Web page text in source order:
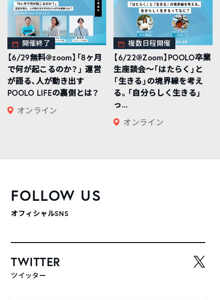
開催終了
【6/29無料@zoom】「8ヶ月
で何が起こるのか？」 運営
が語る、人が動き出す
POOLO LIFEの裏側とは？
オンライン
複数日程開催
【6/22@Zoom】POOLO卒業
生座談会〜「はたらく」と
「生きる」の境界線を考え
る。「自分らしく生きる」
っ...
オンライン
FOLLOW US
オフィシャルSNS
TWITTER
ツイッター